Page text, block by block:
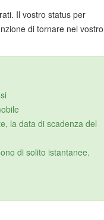
Il vostro status per
di tornare nel vostro
la data di scadenza del
di solito istantanee.